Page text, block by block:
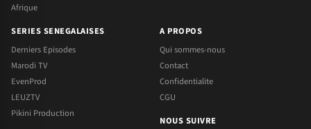
Afrique
SERIES SENEGALAISES
Derniers Episodes
Marodi TV
EvenProd
LEUZTV
Pikini Production
A PROPOS
Qui sommes-nous
Contact
Confidentialite
CGU
NOUS SUIVRE